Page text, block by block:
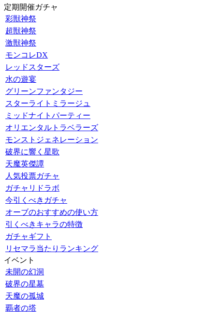
定期開催ガチャ
彩獣神祭
超獣神祭
激獣神祭
モンコレDX
レッドスターズ
水の遊宴
グリーンファンタジー
スターライトミラージュ
ミッドナイトパーティー
オリエンタルトラベラーズ
モンストジェネレーション
破界に響く星歌
天魔英傑譚
人気投票ガチャ
ガチャリドラボ
今引くべきガチャ
オーブのおすすめの使い方
引くべきキャラの特徴
ガチャギフト
リセマラ当たりランキング
イベント
未開の幻洞
破界の星墓
天魔の孤城
覇者の塔